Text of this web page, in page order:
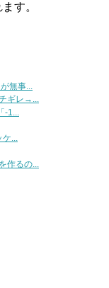
す。
無事...
ギレ→...
1...
ケ...
作るの...